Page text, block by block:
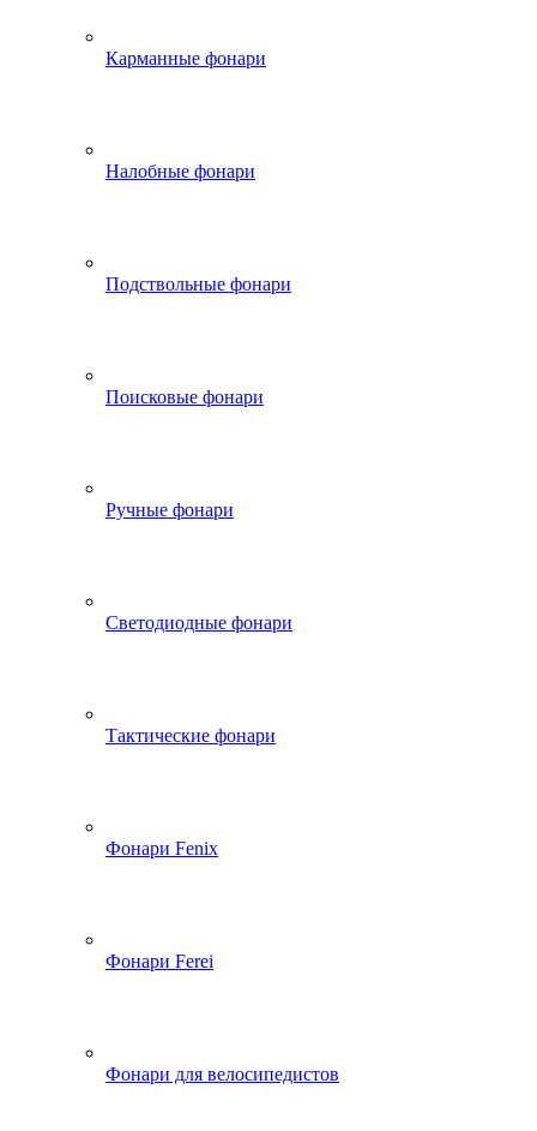
Карманные фонари
Налобные фонари
Подствольные фонари
Поисковые фонари
Ручные фонари
Светодиодные фонари
Тактические фонари
Фонари Fenix
Фонари Ferei
Фонари для велосипедистов